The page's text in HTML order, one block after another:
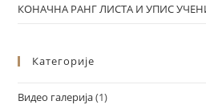
КОНАЧНА РАНГ ЛИСТА И УПИС
Категорије
Видео галерија(1)